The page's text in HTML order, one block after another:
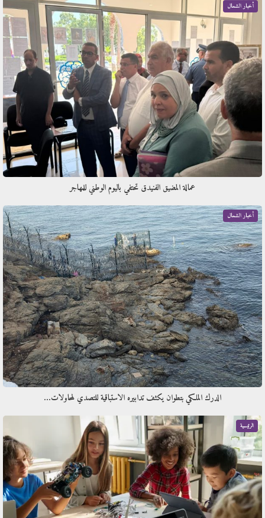
أخبار الشمال
عمالة المضيق الفنيدق تحتفي باليوم الوطني للمهاجر
أخبار الشمال
الدرك الملكي بتطوان يكثف تدابيره الاستباقية للتصدي لمحاولات…
الرئيسية